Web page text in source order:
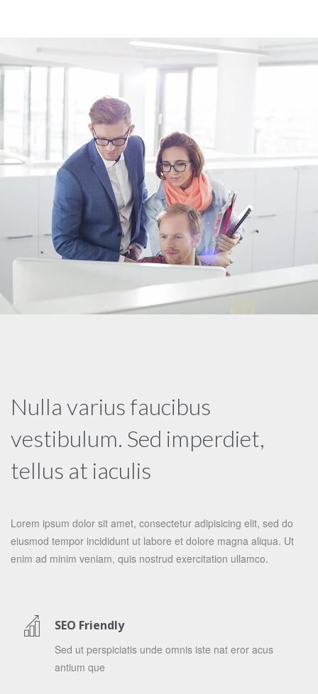
Nulla varius faucibus
vestibulum. Sed imperdiet,
tellus at iaculis
Lorem ipsum dolor sit amet, consectetur adipisicing elit, sed do
eiusmod tempor incididunt ut labore et dolore magna aliqua. Ut
enim ad minim veniam, quis nostrud exercitation ullamco.
SEO Friendly
Sed ut perspiciatis unde omnis iste nat eror acus
antium que